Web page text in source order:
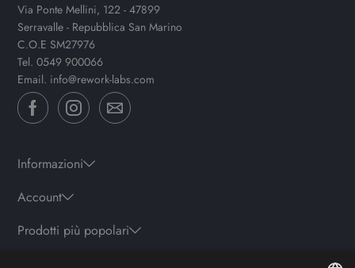
Via Ponte Mellini, 122 - 47899
Serravalle - Repubblica San Marino
C.O.E SM27976
Tel.0549 900066
Email. info@rework-labs.com
Informazioni
Account
Prodotti più popolari